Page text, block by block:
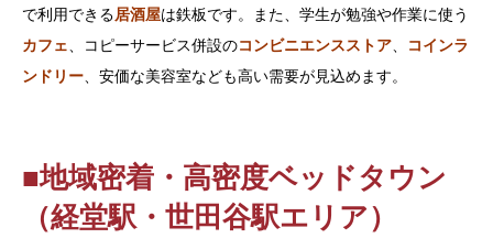
で利用できる居酒屋は鉄板です。また、学生が勉強や作業に使う
カフェ、コピーサービス併設のコンビニエンスストア、
コインラ
ンドリー、安価な美容室なども高い需要が見込めます。
■地域密着・高密度ベッドタウン
（経堂駅・世田谷駅エリア）